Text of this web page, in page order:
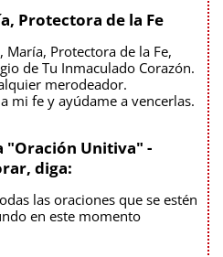
Protectora de la Fe
Protectora de la Fe,
de Tu Inmaculado Corazón.
merodeador.
mi fe y ayúdame a vencerlas.
"Oración Unitiva" -
diga:
las oraciones que se estén
en este momento